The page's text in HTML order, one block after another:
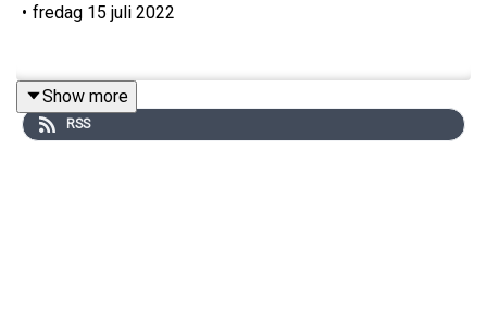
• fredag 15 juli 2022
Show more
RSS